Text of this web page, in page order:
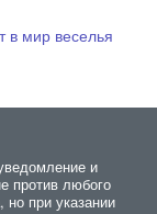
в мир веселья
и
против любого
но при указании